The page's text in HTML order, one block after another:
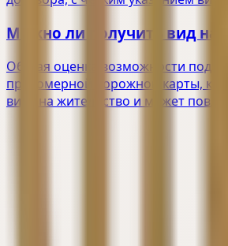
Можно ли получить вид на
Общая оценка возможности
правомерной дорожной карты,
вида на жительство и может